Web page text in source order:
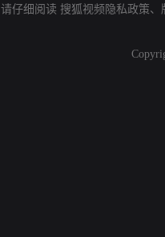
请仔细阅读 搜狐视频隐私政策、